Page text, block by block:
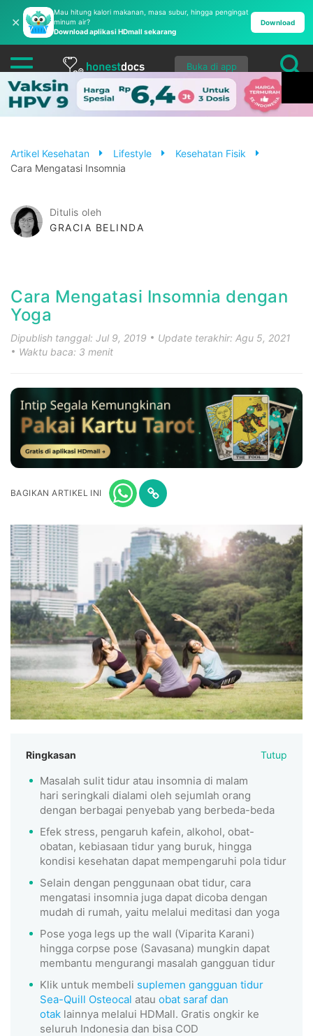
✕
Mau hitung kalori makanan, masa subur, hingga pengingat
minum air?
Download aplikasi HDmall sekarang
Download
Buka di app
Artikel Kesehatan Lifestyle
Kesehatan Fisik
Cara Mengatasi Insomnia
Ditulis oleh
GRACIA BELINDA
Cara Mengatasi Insomnia dengan
Yoga
Dipublish tanggal: Jul 9, 2019
Update terakhir: Agu 5, 2021
Waktu baca: 3 menit
BAGIKAN ARTIKEL INI
Ringkasan Tutup
Masalah sulit tidur atau insomnia di malam
hari seringkali dialami oleh sejumlah orang
dengan berbagai penyebab yang berbeda-beda
Efek stress, pengaruh kafein, alkohol, obat-
obatan, kebiasaan tidur yang buruk, hingga
kondisi kesehatan dapat mempengaruhi pola tidur
Selain dengan penggunaan obat tidur, cara
mengatasi insomnia juga dapat dicoba dengan
mudah di rumah, yaitu melalui meditasi dan yoga
Pose yoga legs up the wall (Viparita Karani)
hingga corpse pose (Savasana) mungkin dapat
membantu mengurangi masalah gangguan tidur
Klik untuk membeli suplemen gangguan tidur
Sea-Quill Osteocal atau obat saraf dan
otak lainnya melalui HDMall. Gratis ongkir ke
seluruh Indonesia dan bisa COD